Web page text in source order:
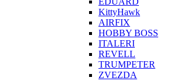
KittyHawk
AIRFIX
HOBBY BOSS
ITALERI
REVELL
TRUMPETER
ZVEZDA